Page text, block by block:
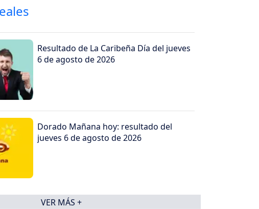
Resultado de La Caribeña Día del jueves
6 de agosto de 2026
Dorado Mañana hoy: resultado del
jueves 6 de agosto de 2026
VER MÁS +